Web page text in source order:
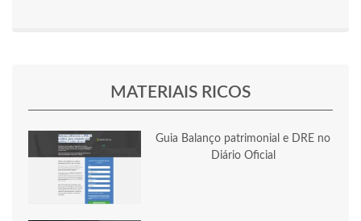
MATERIAIS RICOS
Guia Balanço patrimonial e DRE no
Diário Oficial